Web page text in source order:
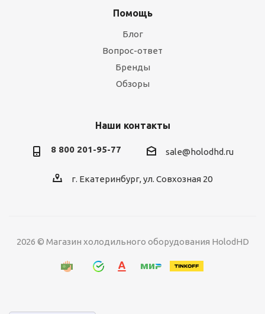
Помощь
Блог
Вопрос-ответ
Бренды
Обзоры
Наши контакты
8 800 201-95-77 sale@holodhd.ru
г. Екатеринбург, ул. Совхозная 20
2026 © Магазин холодильного оборудования HolodHD